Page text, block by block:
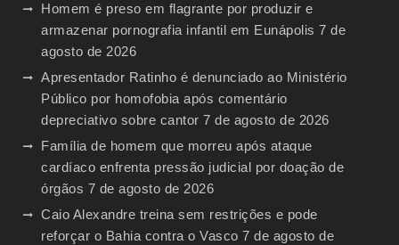
Homem é preso em flagrante por produzir e
armazenar pornografia infantil em Eunápolis 7 de
agosto de 2026
Apresentador Ratinho é denunciado ao Ministério
Público por homofobia após comentário
depreciativo sobre cantor 7 de agosto de 2026
Família de homem que morreu após ataque
cardíaco enfrenta pressão judicial por doação de
órgãos 7 de agosto de 2026
Caio Alexandre treina sem restrições e pode
reforçar o Bahia contra o Vasco 7 de agosto de